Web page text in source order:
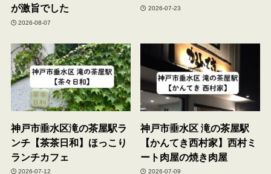
が激旨でした
2026-08-07
2026-07-23
神戸市垂水区滝の茶屋駅ラ
ンチ【茶茶日和】ほっこり
ランチカフェ
2026-07-12
神戸市垂水区 滝の茶屋駅
【かんてき西村家】西村ミ
ート肉屋の焼き肉屋
2026-07-09